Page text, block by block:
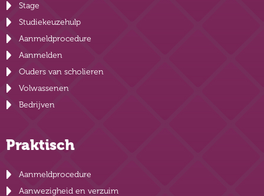
Stage
Studiekeuzehulp
Aanmeldprocedure
Aanmelden
Ouders van scholieren
Volwassenen
Bedrijven
Praktisch
Aanmeldprocedure
Aanwezigheid en verzuim